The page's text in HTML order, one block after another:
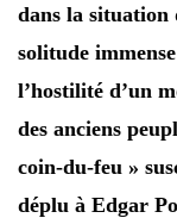
dans la situation
solitude
l’hostilité d’un
des anciens
coin-du-feu »
déplu à Edgar